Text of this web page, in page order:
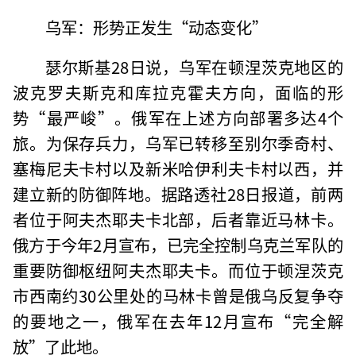
乌军：形势正发生“动态变化”
瑟尔斯基28日说，乌军在顿涅茨克地区的
波克罗夫斯克和库拉克霍夫方向，面临的形
势“最严峻”。俄军在上述方向部署多达4个
旅。为保存兵力，乌军已转移至别尔季奇村、
塞梅尼夫卡村以及新米哈伊利夫卡村以西，并
建立新的防御阵地。据路透社28日报道，前两
者位于阿夫杰耶夫卡北部，后者靠近马林卡。
俄方于今年2月宣布，已完全控制乌克兰军队的
重要防御枢纽阿夫杰耶夫卡。而位于顿涅茨克
市西南约30公里处的马林卡曾是俄乌反复争夺
的要地之一，俄军在去年12月宣布“完全解
放”了此地。